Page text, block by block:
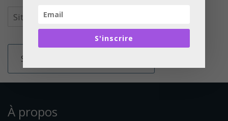
À propos
S'inscrire